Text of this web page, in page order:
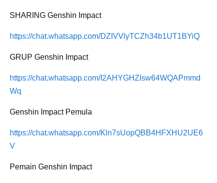
SHARING Genshin Impact
https://chat.whatsapp.com/DZIVVlyTCZh34b1UT1BYiQ
GRUP Genshin Impact
https://chat.whatsapp.com/I2AHYGHZIsw64WQAPmmd
Wq
Genshin Impact Pemula
https://chat.whatsapp.com/Kln7sUopQBB4HFXHU2UE6
V
Pemain Genshin Impact